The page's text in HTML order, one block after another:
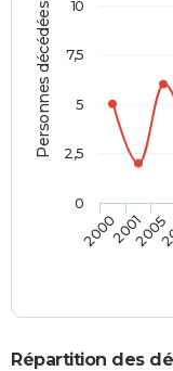
Personnes décédées
200020012005
0
2,5
5
7,5
10
Répartition des